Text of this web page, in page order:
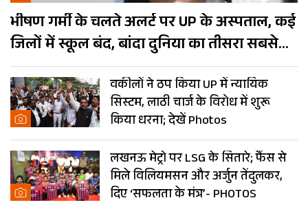
भीषण गर्मी के चलते अलर्ट पर UP के अस्पताल, कई
जिलों में स्कूल बंद, बांदा दुनिया का तीसरा सबसे
गर्म शहर
वकीलों ने ठप किया UP में न्यायिक
सिस्टम, लाठी चार्ज के विरोध में शुरू
किया धरना; देखें Photos
लखनऊ मेट्रो पर LSG के सितारे; फैंस से
मिले विलियमसन और अर्जुन तेंदुलकर,
दिए ‘सफलता के मंत्र’- PHOTOS